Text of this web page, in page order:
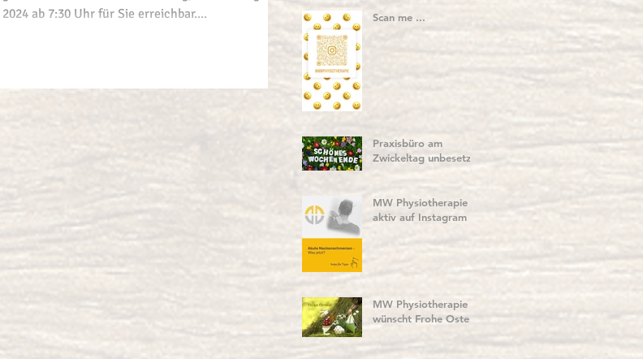
2024 ab 7:30 Uhr für Sie erreichbar....
Scan me ...
Praxisbüro am
Zwickeltag unbesetzt
MW Physiotherapie
aktiv auf Instagram
MW Physiotherapie
wünscht Frohe Ostern